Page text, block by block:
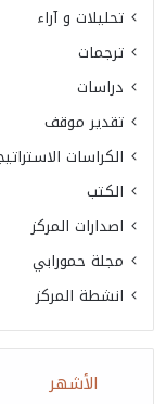
تحليلات و آراء
ترجمات
دراسات
تقدير موقف
الكراسات
الكتب
اصدارات المركز
مجلة حمورابي
انشطة المركز
الأشهر